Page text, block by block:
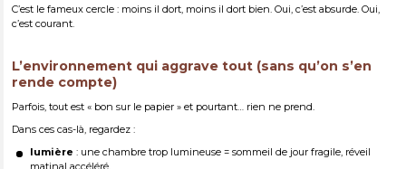
C’est le fameux cercle : moins il dort, moins il dort bien. Oui, c’est absurde. Oui,
c’est courant.
L’environnement qui aggrave tout (sans qu’on s’en
rende compte)
Parfois, tout est « bon sur le papier » et pourtant… rien ne prend.
Dans ces cas-là, regardez :
lumière : une chambre trop lumineuse = sommeil de jour fragile, réveil
matinal accéléré.